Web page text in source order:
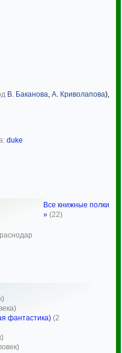
В. Баканова А. Криволапова),
duke
фантастика) (2
Все книжные полки
» (22)